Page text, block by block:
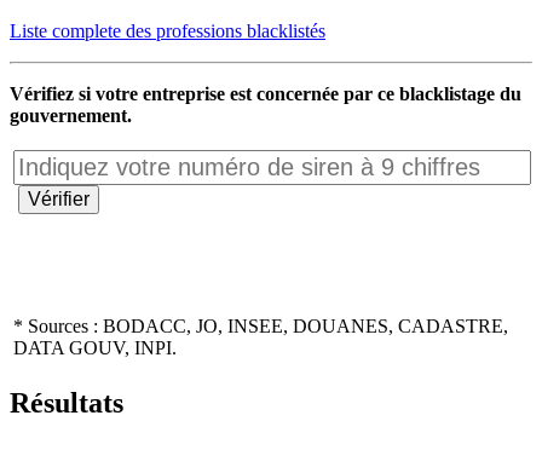
Liste complete des professions blacklistés
Vérifiez si votre entreprise est concernée par ce blacklistage du
gouvernement.
* Sources : BODACC, JO, INSEE, DOUANES, CADASTRE,
DATA GOUV, INPI.
Résultats